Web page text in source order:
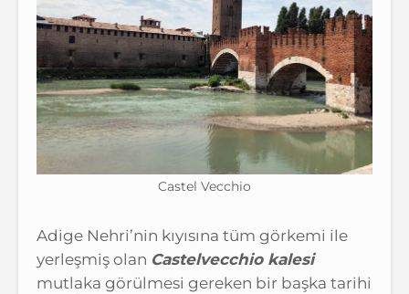
Castel Vecchio
Adige Nehri’nin kıyısına tüm görkemi ile
yerleşmiş olan Castelvecchio kalesi
mutlaka görülmesi gereken bir başka tarihi